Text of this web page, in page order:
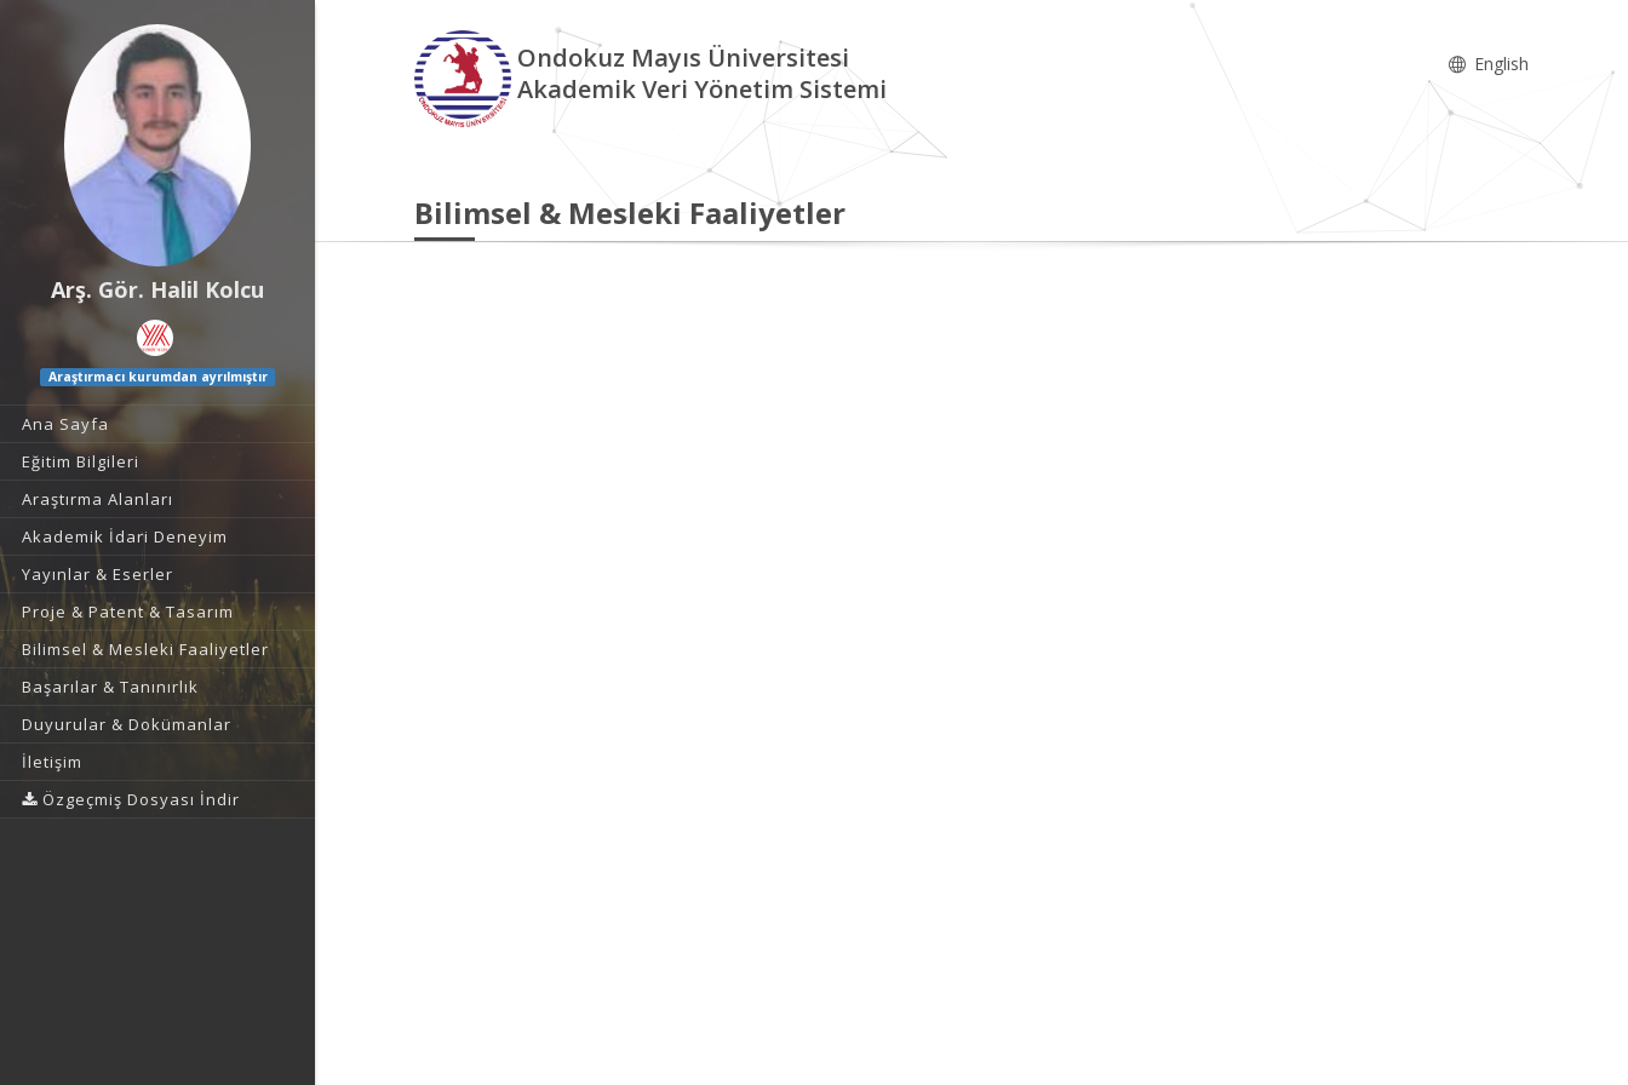
Arş. Gör. Halil Kolcu
Araştırmacı kurumdan ayrılmıştır
Ana Sayfa
Eğitim Bilgileri
Araştırma Alanları
Akademik İdari Deneyim
Yayınlar & Eserler
Proje & Patent & Tasarım
Bilimsel & Mesleki Faaliyetler
Başarılar & Tanınırlık
Duyurular & Dokümanlar
İletişim
Özgeçmiş Dosyası İndir
Ondokuz Mayıs Üniversitesi
Akademik Veri Yönetim Sistemi
English
Bilimsel & Mesleki Faaliyetler